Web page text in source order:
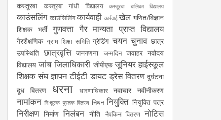
कस्तूरबा
कस्तूरबा गांधी विद्यालय कस्तूरबा बालिका विद्यालय
काउंसलिंग काउंसिलिंग कार्यवाही कार्रवाई खेल गणित/विज्ञान
शिक्षक भर्ती
गुणवत्ता गैर मान्यता प्राप्त विद्यालय
गैरशैक्षणिक ग्राम शिक्षा समिति ग्रेडिंग चयन चुनाव छात्र
उपस्थिति छात्रवृत्ति जनगणना जन्मदिन जवाहर नवोदय
विद्यालय जांच जिलाधिकारी जीपीएफ जूनियर हाईस्कूल
शिक्षक संघ ज्ञापन टीईटी डायट ड्रेस वितरण दुर्घटना
दूध वितरण
धरना धारणाधिकार नवाचार नवीनीकरण
नामांकन निःशुल्क पुस्तक वितरण निधन नियुक्ति नियुक्ति पत्र
निरीक्षण निर्माण निलंबन नीति नैपकिन वितरण नोटिस